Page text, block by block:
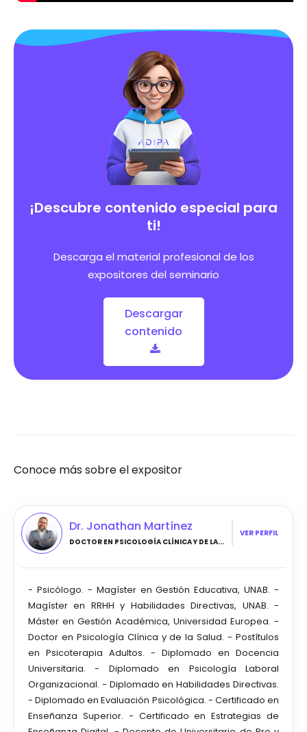
¡Descubre contenido especial para
ti!
Descarga el material profesional de los
expositores del seminario
Descargar
contenido
Conoce más sobre el expositor
Dr. Jonathan Martínez
DOCTOR EN PSICOLOGÍA CLÍNICA Y DE LA...
VER PERFIL
- Psicólogo. - Magíster en Gestión Educativa, UNAB. -
Magíster en RRHH y Habilidades Directivas, UNAB. -
Máster en Gestión Académica, Universidad Europea. -
Doctor en Psicología Clínica y de la Salud. - Postítulos
en Psicoterapia Adultos. - Diplomado en Docencia
Universitaria. - Diplomado en Psicología Laboral
Organizacional. - Diplomado en Habilidades Directivas.
- Diplomado en Evaluación Psicológica. - Certificado en
Enseñanza Superior. - Certificado en Estrategias de